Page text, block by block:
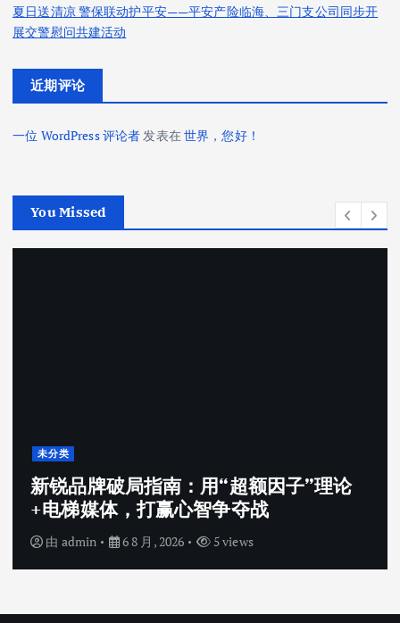
夏日送清凉 警保联动护平安——平安产险临海、三门支公司同步开
展交警慰问共建活动
近期评论
一位 WordPress 评论者发表在世界，您好！
You Missed
未分类
新锐品牌破局指南：用“超额因子”理论
+电梯媒体，打赢心智争夺战
由 admin 6 8 月, 2026 5 views